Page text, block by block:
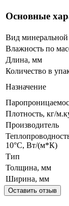
Основные
Вид
Влажность по
Длина, мм
Количество в
Назначение
Плотность, кг/
Производитель
10°С, Вт/(м*К)
Тип
Толщина, мм
Ширина, мм
Оставить отзыв